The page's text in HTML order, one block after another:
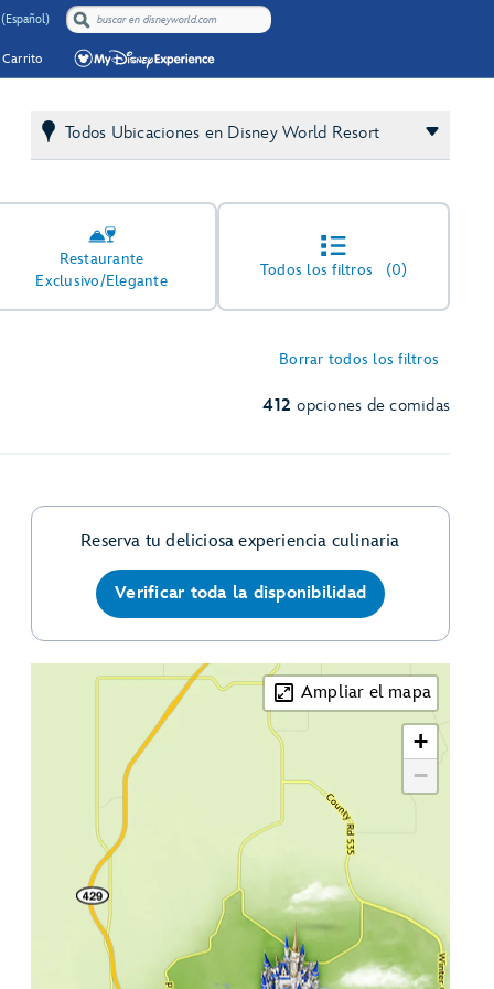
Carrito
Todos Ubicaciones en Disney World Resort
Restaurante
Exclusivo/Elegante
Todos los filtros (0)
Borrar todos los filtros
412opciones de comidas
Reserva tu deliciosa experiencia culinaria
Verificar toda la disponibilidad
Ampliar el mapa
+
−